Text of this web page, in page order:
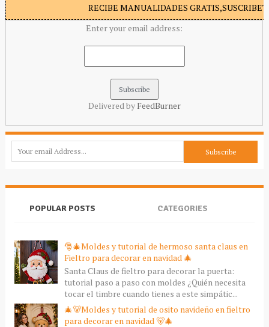
RECIBE MANUALIDADES
Enter your email address:
Delivered by FeedBurner
POPULAR POSTS CATEGORIES
🎅🎄Moldes y tutorial de hermoso santa claus en
Fieltro para decorar en navidad 🎄
Santa Claus de fieltro para decorar la puerta:
tutorial paso a paso con moldes ¿Quién necesita
tocar el timbre cuando tienes a este simpátic...
🎄🐻Moldes y tutorial de osito navideño en fieltro
para decorar en navidad 🐻🎄